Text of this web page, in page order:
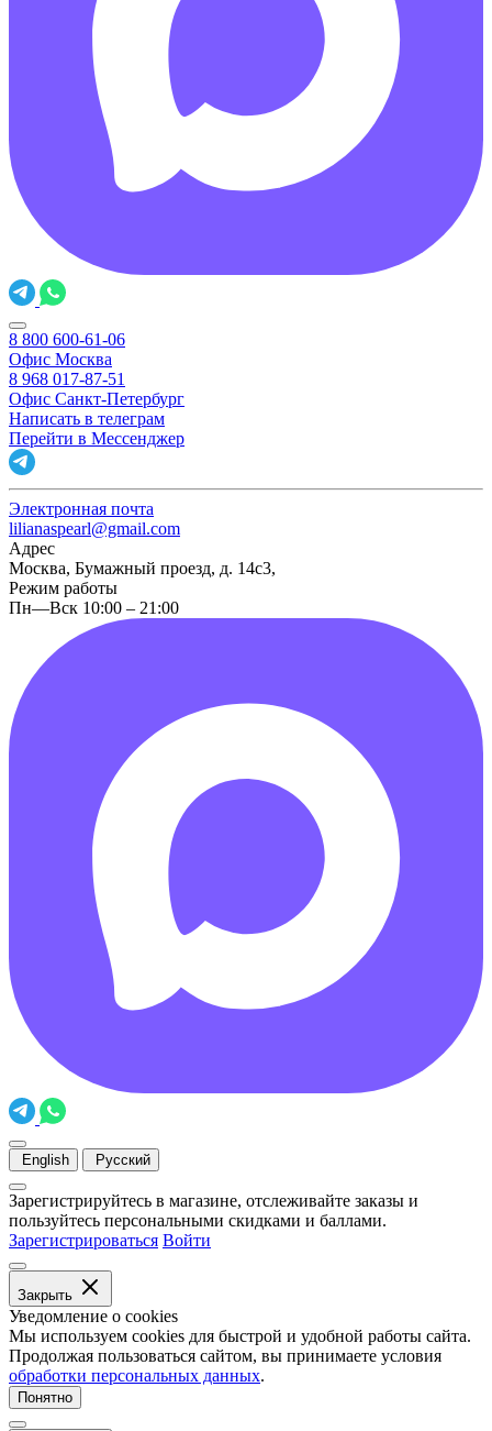
8 800 600-61-06
Офис Москва
8 968 017-87-51
Офис Санкт-Петербург
Написать в телеграм
Перейти в Мессенджер
Электронная почта
lilianaspearl@gmail.com
Адрес
Москва, Бумажный проезд, д. 14с3,
Режим работы
Пн—Вск 10:00 – 21:00
English Русский
Зарегистрируйтесь в магазине, отслеживайте заказы и
пользуйтесь персональными скидками и баллами.
Зарегистрироваться Войти
Закрыть
Уведомление о cookies
Мы используем cookies для быстрой и удобной работы сайта.
Продолжая пользоваться сайтом, вы принимаете условия
обработки персональных данных.
Понятно